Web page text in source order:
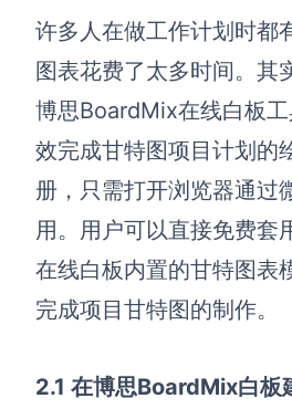
AI生成甘特图
AI生成组织结构图
AI生成
AI生成
AI生成
AI生成
AI生成
数据分析与策略
AI生成用户画像
AI生成波士顿矩阵
智
AI
许多人在做工作计划时都
图表花费了太多时间。其
博思BoardMix在线白板
效完成甘特图项目计划 的
册，只需打开浏览器通过
用。用户可以直接免费套
在线白板内置的甘特图表
完成项目甘特图的制作。
2.1 在博思BoardMix白板